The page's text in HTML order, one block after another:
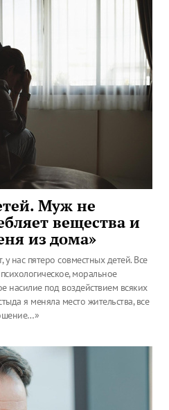
Муж не
вещества и
из дома»
нас пятеро совместных детей. Все
моральное
насилие под воздействием всяких
я меняла место жительства, все